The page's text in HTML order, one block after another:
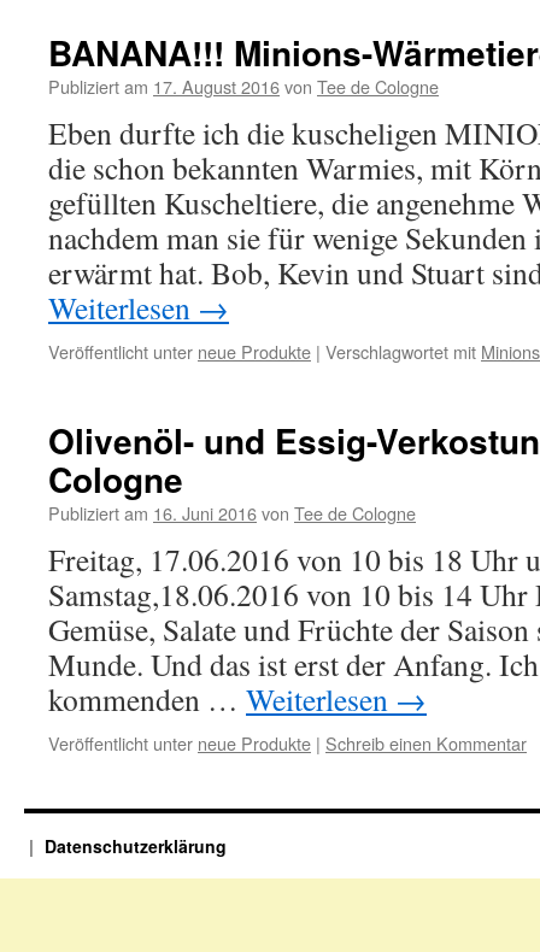
BANANA!!! Minions-
Publiziert am 17. August 2016von Tee de Cologne
Eben durfte ich die kuscheligen
die schon bekannten Warmies, mit
gefüllten Kuscheltiere, die angenehme
nachdem man sie für wenige
erwärmt hat. Bob, Kevin und Stuart
Weiterlesen →
Veröffentlicht unter neue Produkte | Verschlagwortet mit Minions
Olivenöl- und Essig-
Cologne
Publiziert am 16. Juni 2016von Tee de Cologne
Freitag, 17.06.2016 von 10 bis 18 Uhr
Samstag,18.06.2016 von 10 bis 14
Gemüse, Salate und Früchte der
Munde. Und das ist erst der Anfang.
kom­menden … Weiterlesen →
Veröffentlicht unter neue Produkte | Schreib einen Kommentar
Datenschutzerklärung